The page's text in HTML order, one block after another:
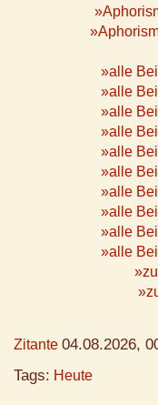
»alle
»alle
»alle
»alle
»alle
»alle
»alle
»alle
»alle
»alle
Zitante 04.08.2026,
Tags: Heute